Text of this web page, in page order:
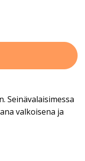
Seinävalaisimessa
valkoisena ja